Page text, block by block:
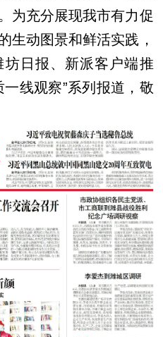
为充分展现我市有力促
生动图景和鲜活实践，
日报、新派客户端推
线观察”系列报道，敬